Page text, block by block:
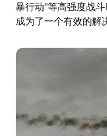
暴行动"等高强度战
成为了一个有效的解